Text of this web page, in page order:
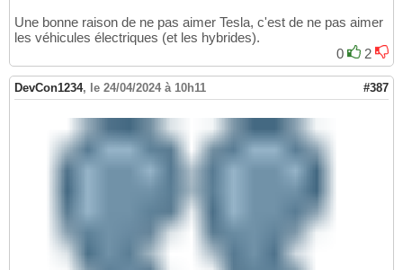
Une bonne raison de ne pas aimer Tesla, c'est de ne pas aimer
les véhicules électriques (et les hybrides).
0
2
DevCon1234, le 24/04/2024 à 10h11 #387